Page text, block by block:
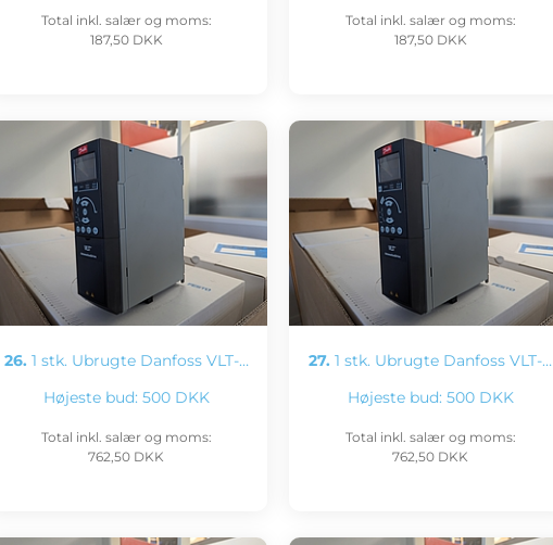
Total inkl. salær og moms:
187,50 DKK
Total inkl. salær og moms:
187,50 DKK
26. 1 stk. Ubrugte Danfoss VLT-…
Højeste bud: 500 DKK
Total inkl. salær og moms:
762,50 DKK
27. 1 stk. Ubrugte Danfoss VLT-…
Højeste bud: 500 DKK
Total inkl. salær og moms:
762,50 DKK